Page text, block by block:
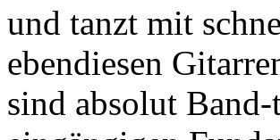
und tanzt mit
ebendiesen
sind absolut